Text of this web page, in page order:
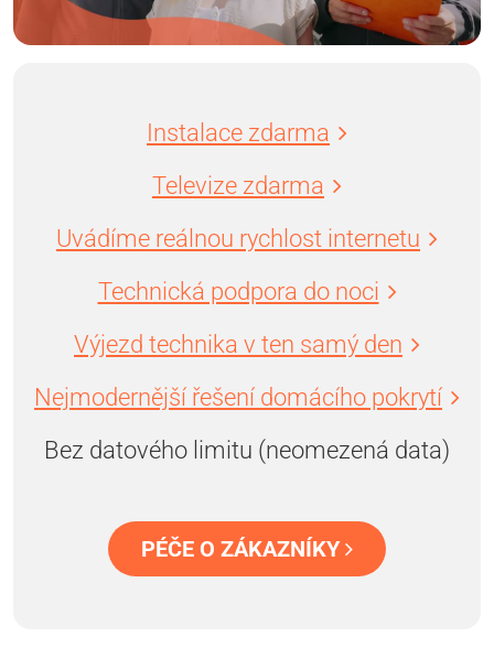
Instalace zdarma
Televize zdarma
Uvádíme reálnou rychlost internetu
Technická podpora do noci
Výjezd technika v ten samý den
Nejmodernější řešení domácího pokrytí
Bez datového limitu (neomezená data)
PÉČE O ZÁKAZNÍKY